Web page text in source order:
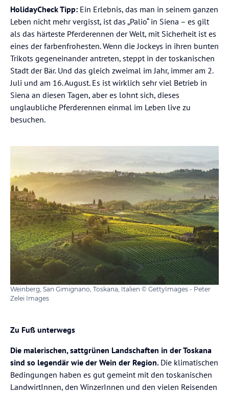
HolidayCheck Tipp: Ein Erlebnis, das man in seinem ganzen
Leben nicht mehr vergisst, ist das „Palio“ in Siena – es gilt
als das härteste Pferderennen der Welt, mit Sicherheit ist es
eines der farbenfrohesten. Wenn die Jockeys in ihren bunten
Trikots gegeneinander antreten, steppt in der toskanischen
Stadt der Bär. Und das gleich zweimal im Jahr, immer am 2.
Juli und am 16. August. Es ist wirklich sehr viel Betrieb in
Siena an diesen Tagen, aber es lohnt sich, dieses
unglaubliche Pferderennen einmal im Leben live zu
besuchen.
Weinberg, San Gimignano, Toskana, Italien © GettyImages - Peter
Zelei Images
Zu Fuß unterwegs
Die malerischen, sattgrünen Landschaften in der Toskana
sind so legendär wie der Wein der Region. Die klimatischen
Bedingungen haben es gut gemeint mit den toskanischen
LandwirtInnen, den WinzerInnen und den vielen Reisenden